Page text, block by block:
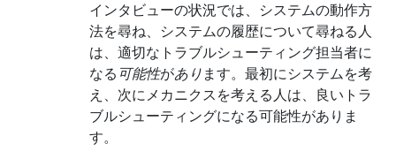
インタビューの状況では、システムの動作方
法を尋ね、システムの履歴について尋ねる人
は、適切なトラブルシューティング担当者に
なる 可能性があり ます。最初にシステムを考
え、次にメカニクスを考える人は、良いトラ
ブルシューティングになる可能性がありま
す。